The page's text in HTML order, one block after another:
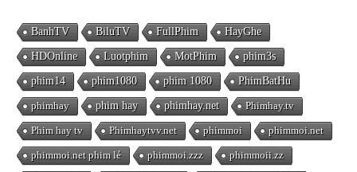
BanhTV BiluTV FullPhim HayGhe
HDOnline Luotphim MotPhim phim3s
phim14 phim1080 phim 1080 PhimBatHu
phimhay phim hay phimhay.net Phimhay.tv
Phim hay tv Phimhaytvv.net phimmoi phimmoi.net
phimmoi.net phim lẻ phimmoi.zzz phimmoii.zz